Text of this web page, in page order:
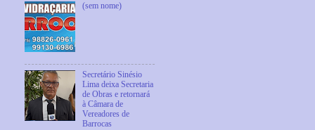
(sem nome)
Secretário Sinésio
Lima deixa Secretaria
de Obras e retornará
à Câmara de
Vereadores de
Barrocas